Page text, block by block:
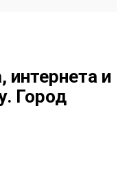
интернета и
Город